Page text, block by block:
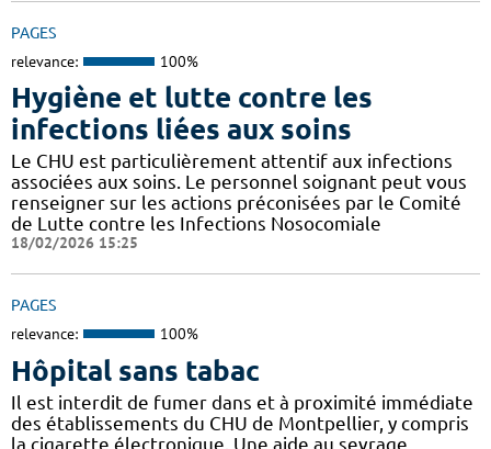
PAGES
relevance: 100%
Hygiène et lutte contre les
infections liées aux soins
Le CHU est particulièrement attentif aux infections
associées aux soins. Le personnel soignant peut vous
renseigner sur les actions préconisées par le Comité
de Lutte contre les Infections Nosocomiale
18/02/2026 15:25
PAGES
relevance: 100%
Hôpital sans tabac
Il est interdit de fumer dans et à proximité immédiate
des établissements du CHU de Montpellier, y compris
la cigarette électronique. Une aide au sevrage